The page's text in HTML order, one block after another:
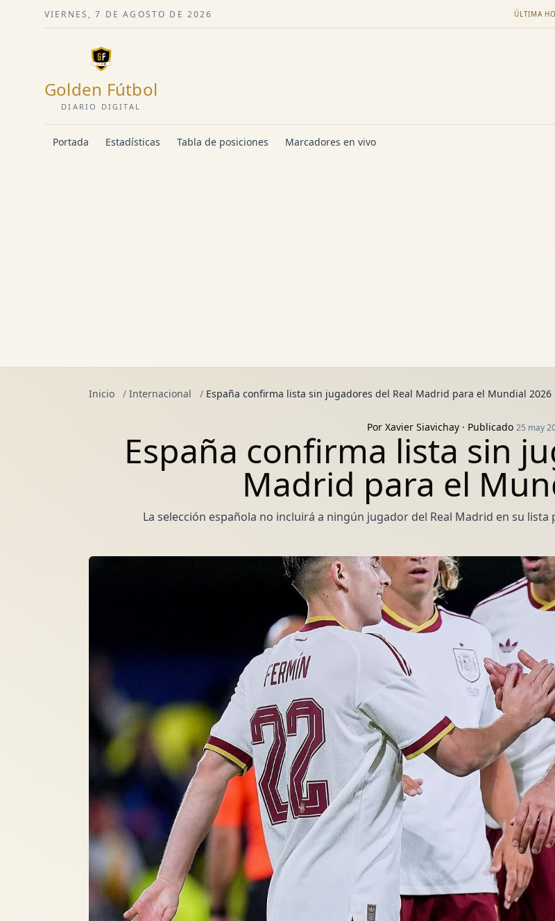
VIERNES, 7 DE AGOSTO DE 2026 ÚLTIMA
Golden Fútbol
DIARIO DIGITAL
Portada Estadísticas Tabla de posiciones Marcadores en vivo
Inicio / Internacional / España confirma lista sin jugadores del Real Madrid para el Mundial 2026
Por Xavier Siavichay· Publicado 25 may
España confirma lista sin
Madrid para el
La selección española no incluirá a ningún jugador del Real Madrid en su